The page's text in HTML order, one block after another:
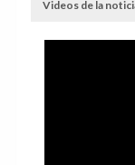
Videos de la